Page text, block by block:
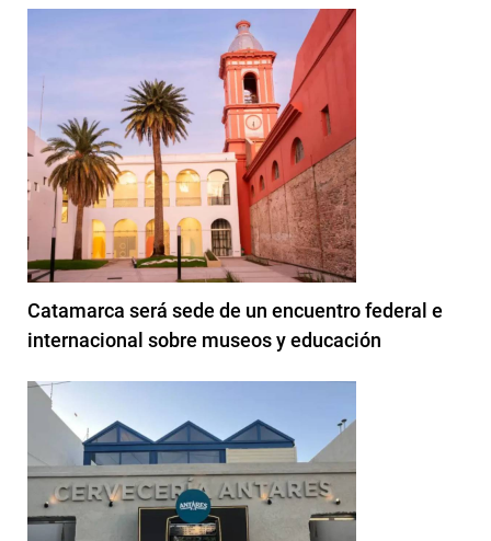
Catamarca será sede de un encuentro federal e
internacional sobre museos y educación